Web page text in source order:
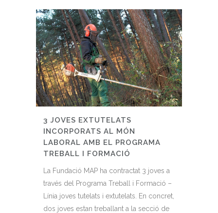
3 JOVES EXTUTELATS
INCORPORATS AL MÓN
LABORAL AMB EL PROGRAMA
TREBALL I FORMACIÓ
La Fundació MAP ha contractat 3 joves a
través del Programa Treball i Formació –
Línia joves tutelats i extutelats. En concret,
dos joves estan treballant a la secció de